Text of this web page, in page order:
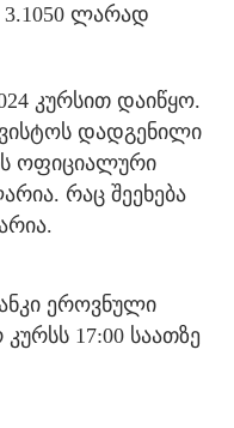
ლარად
კურსით დაიწყო.
დადგენილი
ოფიციალური
რაც შეეხება
ეროვნული
17:00 საათზე